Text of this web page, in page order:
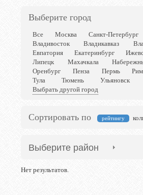
Выберите город
Все Москва Санкт-Петербург
Владивосток
Владикавказ
Евпатория
Екатеринбург
Липецк
Махачкала
Оренбург
Пенза Пермь Рим
Тула
Тюмень Ульяновск
Выбрать другой город
Сортировать по рейтингу
Выберите район
Нет результатов.